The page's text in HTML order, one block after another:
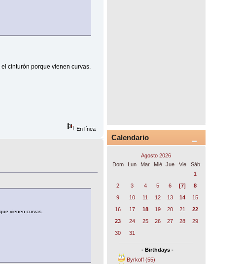
cinturón porque vienen curvas.
En línea
vienen curvas.
Calendario
Agosto 2026
Dom
Lun Mar Mié Jue Vie
Sáb
1
2
3 4 5 6 [7]
8
9
10 11 12 13 14
15
16
17 18 19 20 21
22
23
24 25 26 27 28
29
30
31
- Birthdays -
Byrkoff (55)